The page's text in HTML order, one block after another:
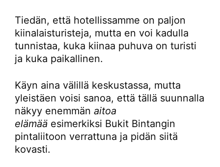
Tiedän, että hotellissamme on paljon
kiinalaisturisteja, mutta en voi kadulla
tunnistaa, kuka kiinaa puhuva on turisti
ja kuka paikallinen.
Käyn aina välillä keskustassa, mutta
yleistäen voisi sanoa, että tällä suunnalla
näkyy enemmän aitoa
elämää esimerkiksi Bukit Bintangin
pintaliitoon verrattuna ja pidän siitä
kovasti.